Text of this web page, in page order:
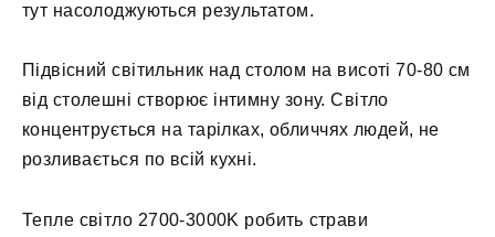
тут насолоджуються результатом.
Підвісний світильник над столом на висоті 70-80 см
від столешні створює інтимну зону. Світло
концентрується на тарілках, обличчях людей, не
розливається по всій кухні.
Тепле світло 2700-3000K робить страви